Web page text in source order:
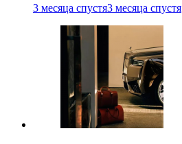
3 месяца спустя3 месяца спустя